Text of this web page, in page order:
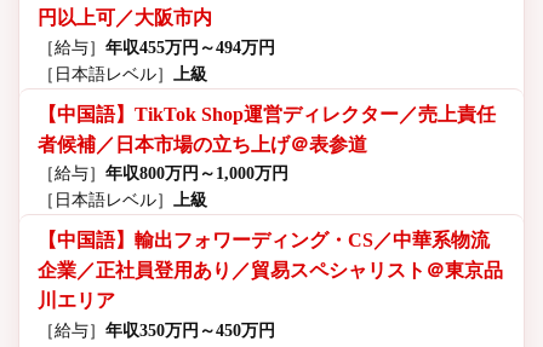
円以上可／大阪市内
［給与］ 年収455万円～494万円
［日本語レベル］
上級
【中国語】TikTok Shop運営ディレクター／売上責任
者候補／日本市場の立ち上げ＠表参道
［給与］ 年収800万円～1,000万円
［日本語レベル］ 上級
【中国語】輸出フォワーディング・CS／中華系物流
企業／正社員登用あり／貿易スペシャリスト＠東京品
川エリア
［給与］ 年収350万円～450万円